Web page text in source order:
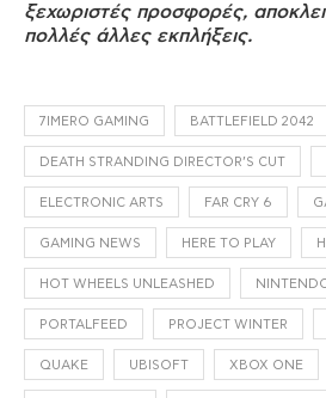
ξεχωριστές προσφορές,
πολλές άλλες εκπλήξεις.
7IMERO GAMING BATTLEFIELD 2042
DEATH STRANDING DIRECTOR’S CUT
ELECTRONIC ARTS FAR CRY 6
GAMING NEWS HERE TO PLAY
HOT WHEELS UNLEASHED
PORTALFEED PROJECT WINTER
QUAKE UBISOFT XBOX ONE